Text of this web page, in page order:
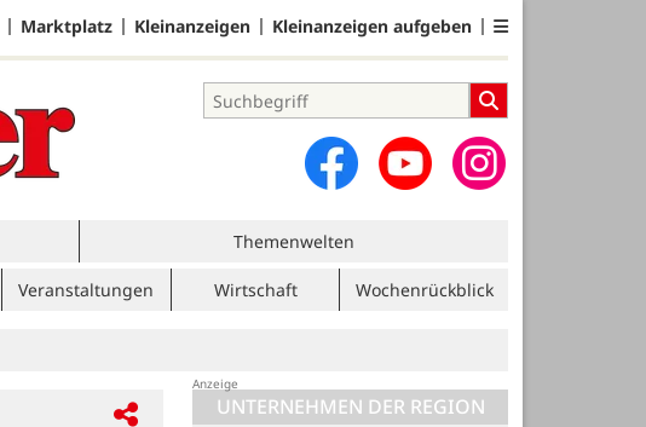
Marktplatz Kleinanzeigen Kleinanzeigen aufgeben
Themenwelten
Veranstaltungen Wirtschaft Wochenrückblick
UNTERNEHMEN DER REGION